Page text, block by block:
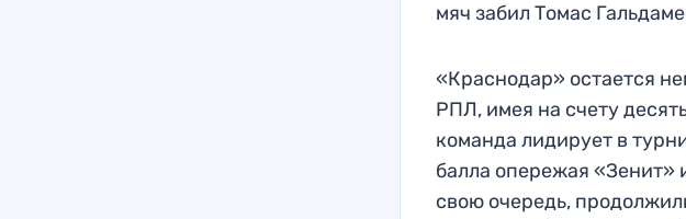
мяч забил Томас
«Краснодар» остается
РПЛ, имея на счету
команда лидирует в
балла опережая «Зенит»
свою очередь,